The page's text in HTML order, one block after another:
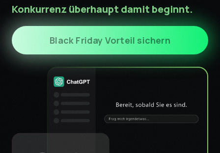
Konkurrenz überhaupt damit beginnt.
Black Friday Vorteil sichern